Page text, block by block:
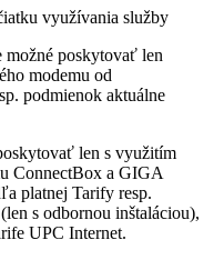
využívania služby
možné poskytovať len
modemu od
podmienok aktuálne
len s využitím
ConnectBox a GIGA
platnej Tarify resp.
s odbornou inštaláciou),
UPC Internet.